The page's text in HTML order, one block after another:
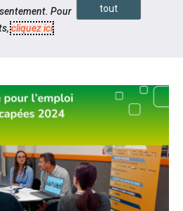
BILAN TRÈS
Pour
cliquez ici.
tout